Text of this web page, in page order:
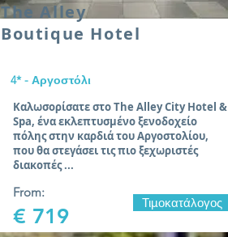
The Alley
Boutique Hotel
4* - Αργοστόλι
Καλωσορίσατε στο The Alley City Hotel &
Spa, ένα εκλεπτυσμένο ξενοδοχείο
πόλης στην καρδιά του Αργοστολίου,
που θα στεγάσει τις πιο ξεχωριστές
διακοπές ...
From:
€ 719
Τιμοκατάλογος